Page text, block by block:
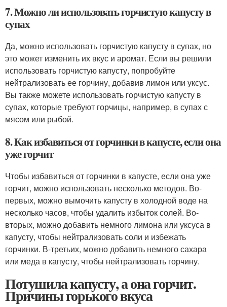
7. Можно ли использовать горчистую капусту в
супах
Да, можно использовать горчистую капусту в супах, но
это может изменить их вкус и аромат. Если вы решили
использовать горчистую капусту, попробуйте
нейтрализовать ее горчину, добавив лимон или уксус.
Вы также можете использовать горчистую капусту в
супах, которые требуют горчицы, например, в супах с
мясом или рыбой.
8. Как избавиться от горчинки в капусте, если она
уже горчит
Чтобы избавиться от горчинки в капусте, если она уже
горчит, можно использовать несколько методов. Во-
первых, можно вымочить капусту в холодной воде на
несколько часов, чтобы удалить избыток солей. Во-
вторых, можно добавить немного лимона или уксуса в
капусту, чтобы нейтрализовать соли и избежать
горчинки. В-третьих, можно добавить немного сахара
или меда в капусту, чтобы нейтрализовать горчину.
Потушила капусту, а она горчит.
Причины горького вкуса